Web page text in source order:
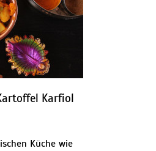
Karfiol
Küche wie